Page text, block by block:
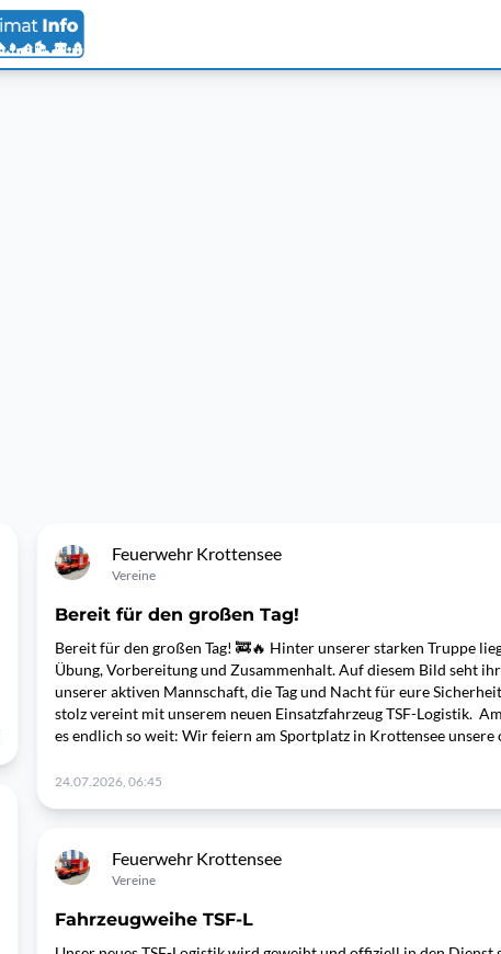
Feuerwehr Krottensee
Vereine
Bereit für den großen Tag!
Bereit für den großen Tag! 🚒🔥 Hinter unserer starken Truppe
Übung, Vorbereitung und Zusammenhalt. Auf diesem Bild seht
unserer aktiven Mannschaft, die Tag und Nacht für eure
stolz vereint mit unserem neuen Einsatzfahrzeug TSF-Logistik.
es endlich so weit: Wir feiern am Sportplatz in Krottensee unsere
24.07.2026, 06:45
Feuerwehr Krottensee
Vereine
Fahrzeugweihe TSF-L